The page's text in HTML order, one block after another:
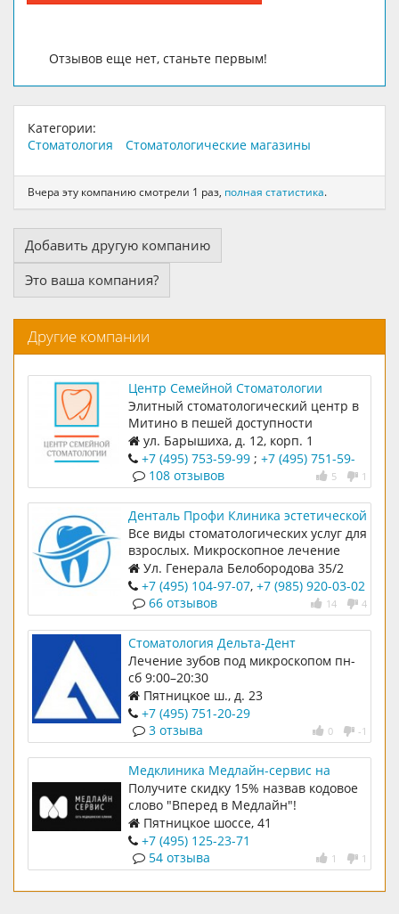
Отзывов еще нет, станьте первым!
Категории:
Стоматология
Стоматологические магазины
Вчера эту компанию смотрели 1 раз, полная статистика.
Добавить другую компанию
Это ваша компания?
Другие компании
Центр Семейной Стоматологии
Элитный стоматологический центр в
Митино в пешей доступности
ул. Барышиха, д. 12, корп. 1
+7 (495) 753-59-99 ; +7 (495) 751-59-
99
5 1
108 отзывов
Денталь Профи Клиника эстетической
стоматологии
Все виды стоматологических услуг для
взрослых. Микроскопное лечение
Ул. Генерала Белобородова 35/2
+7 (495) 104-97-07, +7 (985) 920-03-02
14 4
66 отзывов
Стоматология Дельта-Дент
Лечение зубов под микроскопом пн-
сб 9:00–20:30
Пятницкое ш., д. 23
+7 (495) 751-20-29
0 -1
3 отзыва
Медклиника Медлайн-сервис на
Пятницком шоссе
Получите скидку 15% назвав кодовое
слово "Вперед в Медлайн"!
Пятницкое шоссе, 41
+7 (495) 125-23-71
1 1
54 отзыва